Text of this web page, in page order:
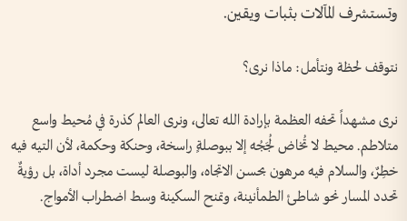
وتستشرف المآلات بثبات ويقين.
نتوقف لحظة ونتأمل: ماذا نرى؟
نرى مشهداً تحفه العظمة بإرادة الله تعالى، ونرى العالم كذرة في مُحيط واسع
متلاطم. محيط لا تُخاض لُجَجُه إلا ببوصلةٍ راسخة، وحنكة وحكمة، لأن التيه فيه
خطِرٌ، والسلام فيه مرهون بحسن الاتجاه، والبوصلة ليست مجرد أداة، بل رؤيةٌ
تحدد المسار نحو شاطئ الطمأنينة، وتمنح السكينة وسط اضطراب الأمواج.